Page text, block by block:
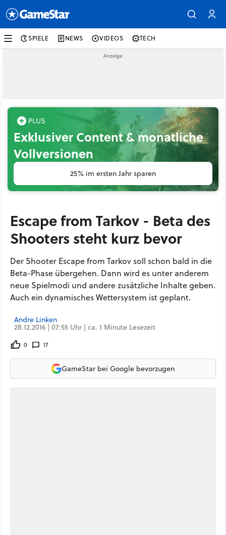
SPIELE NEWS VIDEOS TECH
Exklusiver Content & monatliche
Vollversionen
25% im ersten Jahr sparen
Escape from Tarkov - Beta des
Shooters steht kurz bevor
Der Shooter Escape from Tarkov soll schon bald in die
Beta-Phase übergehen. Dann wird es unter anderem
neue Spielmodi und andere zusätzliche Inhalte geben.
Auch ein dynamisches Wettersystem ist geplant.
Andre Linken
28.12.2016 | 07:55 Uhr | ca. 1 Minute Lesezeit
0 17
GameStar bei Google bevorzugen